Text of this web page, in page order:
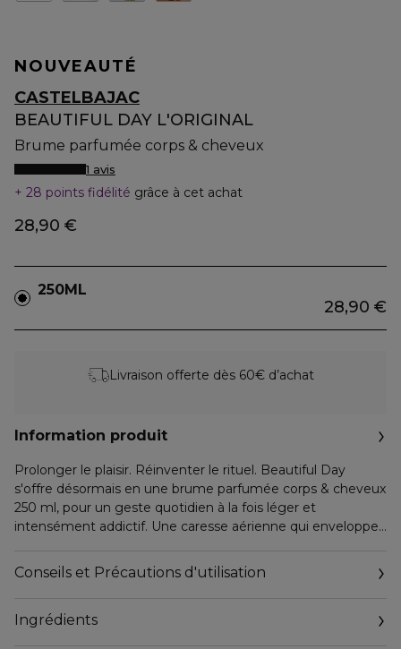
NOUVEAUTÉ
CASTELBAJAC
BEAUTIFUL DAY L'ORIGINAL
Brume parfumée corps & cheveux
1 avis
28 points fidélité grâce à cet achat
28,90 €
250ML
28,90 €
Livraison offerte dès 60€ d’achat
Information produit
Prolonger le plaisir. Réinventer le rituel. Beautiful Day
s'offre désormais en une brume parfumée corps & cheveux
250 ml, pour un geste quotidien à la fois léger et
intensément addictif. Une caresse aérienne qui enveloppe
fidèle à la signature iconique de l'amande sublimée.
Vivre. Aimer. Oser. Être libre !
Conseils et Précautions d'utilisation
Ingrédients